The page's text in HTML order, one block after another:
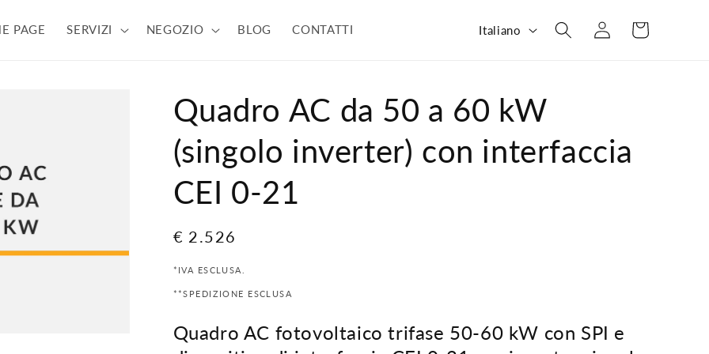
PAGE SERVIZI NEGOZIO BLOG CONTATTI
g
u
a
Italiano Accedi Carrello
Quadro AC da 50 a 60 kW
(singolo inverter) con interfaccia
CEI 0-21
Prezzo
€ 2.526
*IVA ESCLUSA.
**SPEDIZIONE ESCLUSA
Quadro AC fotovoltaico trifase 50-60 kW con SPI e